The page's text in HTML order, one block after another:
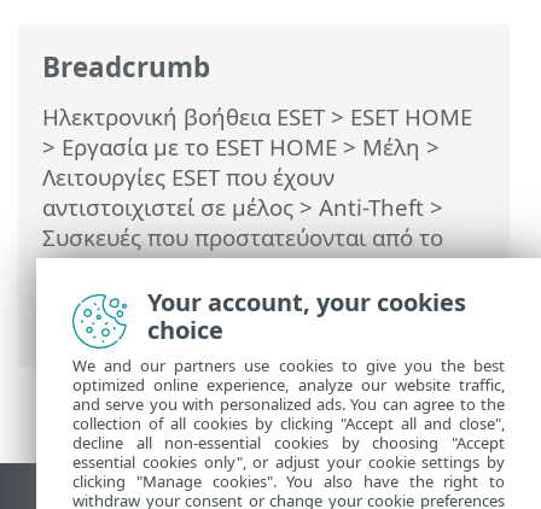
Breadcrumb
Ηλεκτρονική βοήθεια ESET> ESET HOME
> Εργασία με το ESET HOME > Μέλη >
Λειτουργίες ESET που έχουν
αντιστοιχιστεί σε μέλος > Anti-Theft >
Συσκευές που προστατεύονται από το
Anti-Theft>Βελτιστοποίηση> Χρήστες
Android > Το κλείδωμα οθόνης δεν είναι
ασφαλές
Your account, your cookies
choice
We and our partners use cookies to give you the best
optimized online experience, analyze our website traffic,
and serve you with personalized ads. You can agree to the
collection of all cookies by clicking "Accept all and close",
decline all non-essential cookies by choosing "Accept
essential cookies only", or adjust your cookie settings by
clicking "Manage cookies". You also have the right to
withdraw your consent or change your cookie preferences